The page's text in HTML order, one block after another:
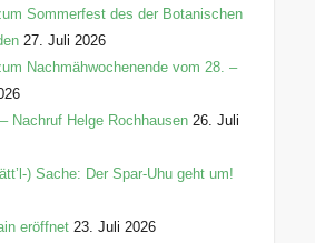
Sommerfest des der Botanischen
27. Juli 2026
Nachmähwochenende vom 28. –
Nachruf Helge Rochhausen 26. Juli
) Sache: Der Spar-Uhu geht um!
eröffnet 23. Juli 2026